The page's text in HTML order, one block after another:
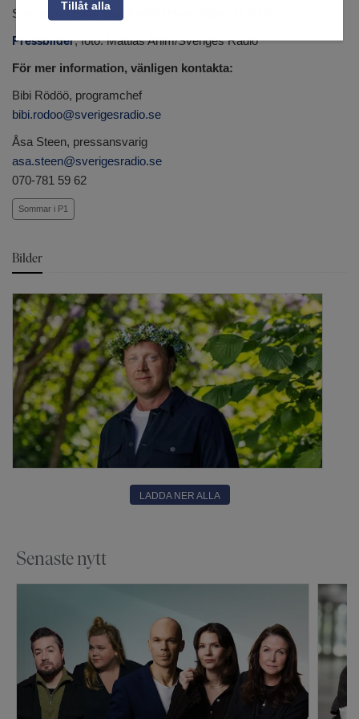
Tillåt alla
Sveriges Radios app. Poddversion släpps kl. 07.00.
Pressbilder, foto: Mattias Ahlm/Sveriges Radio
För mer information, vänligen kontakta:
Bibi Rödöö, programchef
bibi.rodoo@sverigesradio.se
Åsa Steen, pressansvarig
asa.steen@sverigesradio.se
070-781 59 62
Sommar i P1
Bilder
LADDA NER ALLA
Senaste nytt